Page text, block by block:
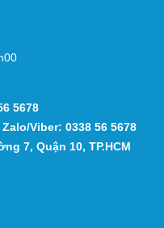
5678
Zalo/Viber: 0338 56 5678
7, Quận 10, TP.HCM